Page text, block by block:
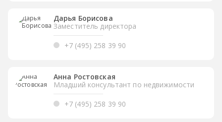
Дарья Борисова
Заместитель директора
+7 (495) 258 39 90
Анна Ростовская
Младший консультант по недвижимости
+7 (495) 258 39 90